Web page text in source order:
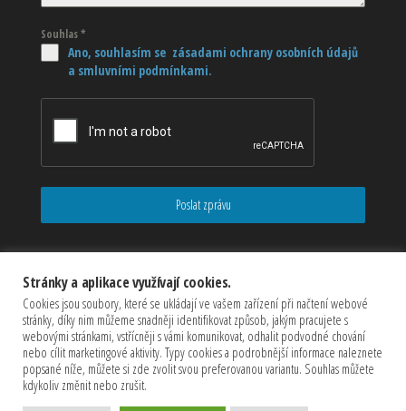
Souhlas*
Ano, souhlasím se zásadami ochrany osobních údajů
a smluvními podmínkami.
Poslat zprávu
Stránky a aplikace využívají cookies.
Cookies jsou soubory, které se ukládají ve vašem zařízení při načtení webové
stránky, díky nim můžeme snadněji identifikovat způsob, jakým pracujete s
webovými stránkami, vstřícněji s vámi komunikovat, odhalit podvodné chování
nebo cílit marketingové aktivity. Typy cookies a podrobnější informace naleznete
popsané níže, můžete si zde zvolit svou preferovanou variantu. Souhlas můžete
kdykoliv změnit nebo zrušit.